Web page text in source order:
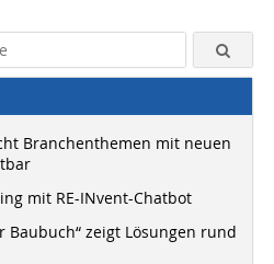
Branchenthemen mit neuen
mit RE-INvent-Chatbot
Baubuch“ zeigt Lösungen rund